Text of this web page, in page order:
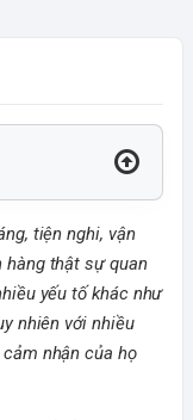
tiện nghi, vận
thật sự quan
yếu tố khác như
nhiên với nhiều
nhận của họ